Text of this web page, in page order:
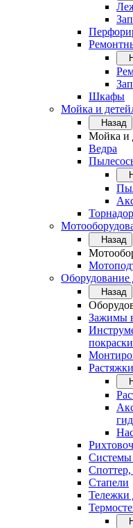
Шкафы
Мойка и
Назад
Мойка и
Ведра
Назад
Оборудование
Назад
Зажимы
Системы
Споттер,
Стапели
Тележки